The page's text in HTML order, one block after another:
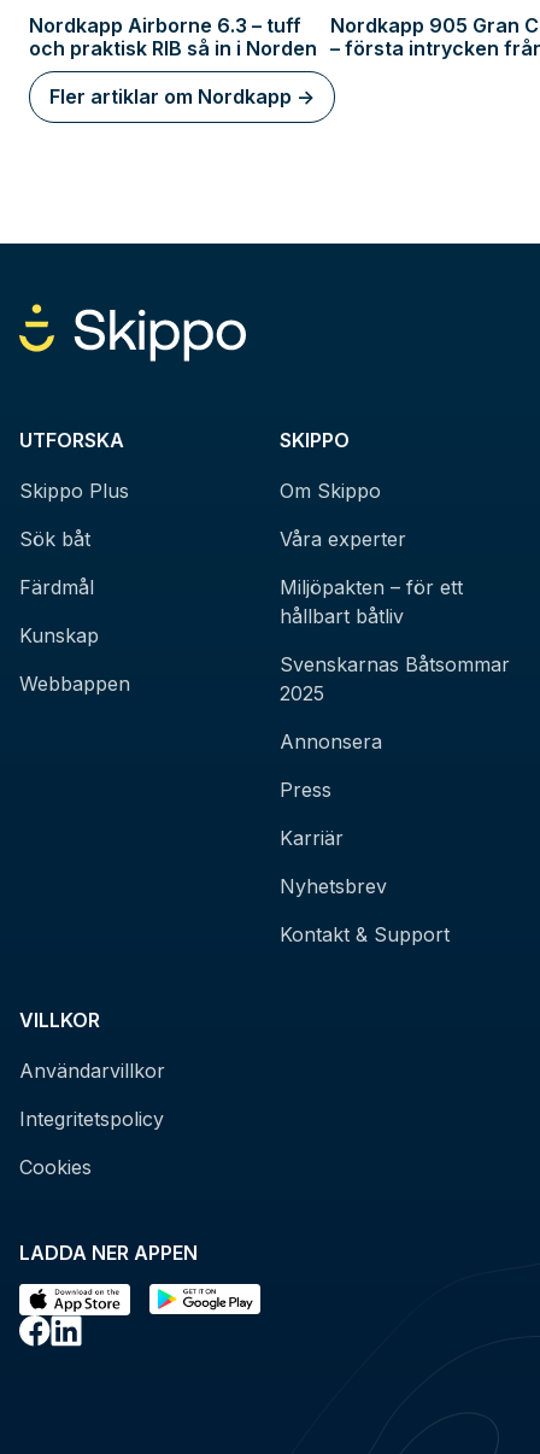
Nordkapp Airborne 6.3 – tuff
och praktisk RIB så in i Norden
Nordkapp 905 Gran
– första intrycken
Fler artiklar om Nordkapp ->
LADDA NER APPEN
UTFORSKA
Skippo Plus
Sök båt
Färdmål
Kunskap
Webbappen
SKIPPO
Om Skippo
Våra experter
Miljöpakten – för ett
hållbart båtliv
Svenskarnas Båtsommar
2025
Annonsera
Press
Karriär
Nyhetsbrev
Kontakt & Support
VILLKOR
Användarvillkor
Integritetspolicy
Cookies